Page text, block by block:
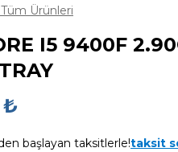
Tüm Ürünleri
I5 9400F
₺
başlayan taksitlerle!taksit